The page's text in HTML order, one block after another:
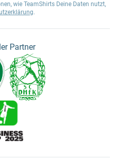
wie TeamShirts Deine Daten nutzt,
.
Partner